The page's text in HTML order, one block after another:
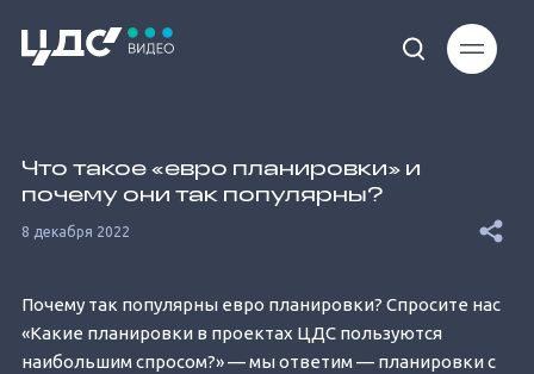
12.66%
Что такое «евро планировки» и
почему они так популярны?
8 декабря 2022
Почему так популярны евро планировки? Спросите нас
«Какие планировки в проектах ЦДС пользуются
наибольшим спросом?» — мы ответим — планировки с